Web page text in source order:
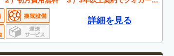
詳細を見る